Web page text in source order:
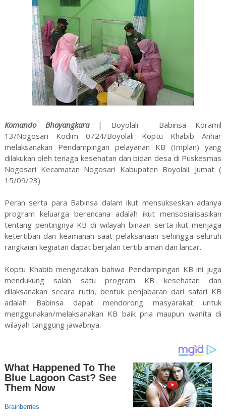
Komando Bhayangkara| Boyolali - Babinsa Koramil
13/Nogosari Kodim 0724/Boyolali Koptu Khabib Anhar
melaksanakan Pendampingan pelayanan KB (Implan) yang
dilakukan oleh tenaga kesehatan dan bidan desa di Puskesmas
Nogosari Kecamatan Nogosari Kabupaten Boyolali. Jumat (
15/09/23)
Peran serta para Babinsa dalam ikut mensukseskan adanya
program keluarga berencana adalah ikut mensosialisasikan
tentang pentingnya KB di wilayah binaan serta ikut menjaga
ketertiban dan keamanan saat pelaksanaan sehingga seluruh
rangkaian kegiatan dapat berjalan tertib aman dan lancar.
Koptu Khabib mengatakan bahwa Pendampingan KB ini juga
mendukung salah satu program KB kesehatan dan
dilaksanakan secara rutin, bentuk penjabaran dari safari KB
adalah Babinsa dapat mendorong masyarakat untuk
menggunakan/melaksanakan KB baik pria maupun wanita di
wilayah tanggung jawabnya.